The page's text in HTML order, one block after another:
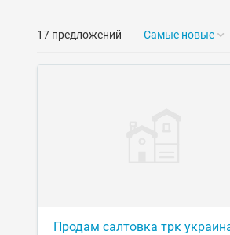
17 предложений Самые новые
Продам салтовка трк